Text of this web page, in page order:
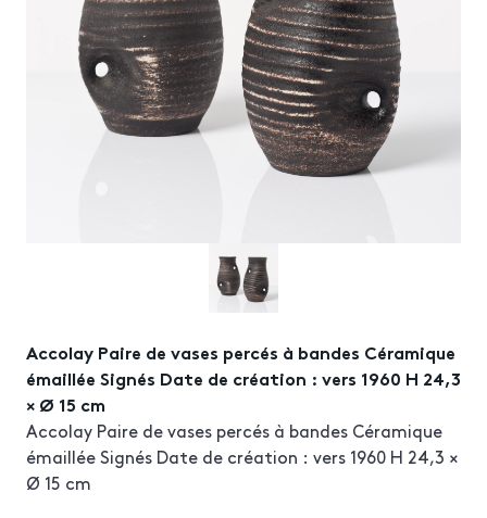
Accolay Paire de vases percés à bandes Céramique
émaillée Signés Date de création : vers 1960 H 24,3
× Ø 15 cm
Accolay Paire de vases percés à bandes Céramique
émaillée Signés Date de création : vers 1960 H 24,3 ×
Ø 15 cm